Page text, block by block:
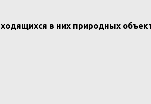
в них природных